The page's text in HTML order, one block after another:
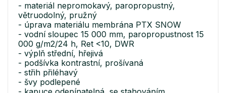
- materiál nepromokavý, paropropustný,
větruodolný, pružný
- úprava materiálu membrána PTX SNOW
- vodní sloupec 15 000 mm, paropropustnost 15
000 g/m2/24 h, Ret <10, DWR
- výplň střední, hřejivá
- podšívka kontrastní, prošívaná
- střih přiléhavý
- švy podlepené